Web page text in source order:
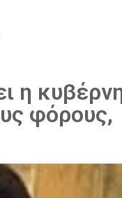
η
φόρους,